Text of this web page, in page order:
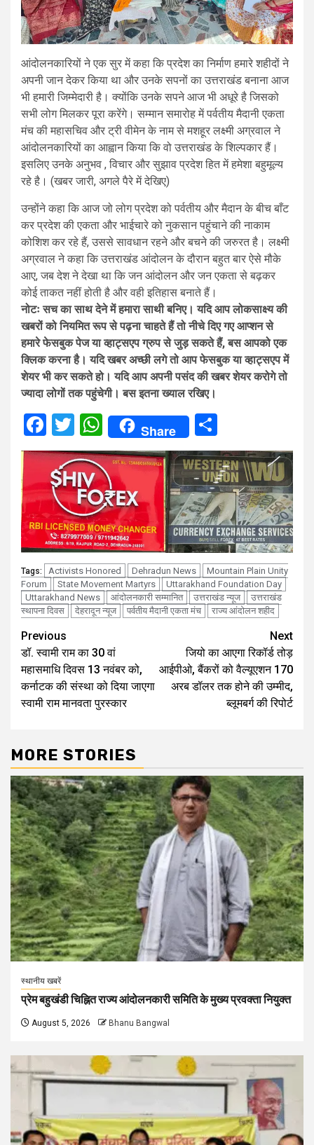
आंदोलनकारियों ने एक सुर में कहा कि प्रदेश का निर्माण हमारे शहीदों ने
अपनी जान देकर किया था और उनके सपनों का उत्तराखंड बनाना आज
भी हमारी जिम्मेदारी है। क्योंकि उनके सपने आज भी अधूरे है जिसको
सभी लोग मिलकर पूरा करेंगे। सम्मान समारोह में पर्वतीय मैदानी एकता
मंच की महासचिव और ट्री वीमेन के नाम से मशहूर लक्ष्मी अग्रवाल ने
आंदोलनकारियों का आह्वान किया कि वो उत्तराखंड के शिल्पकार हैं।
इसलिए उनके अनुभव , विचार और सुझाव प्रदेश हित में हमेशा बहुमूल्य
रहे है। (खबर जारी, अगले पैरे में देखिए)
उन्होंने कहा कि आज जो लोग प्रदेश को पर्वतीय और मैदान के बीच बाँट
कर प्रदेश की एकता और भाईचारे को नुकसान पहुंचाने की नाकाम
कोशिश कर रहे हैं, उससे सावधान रहने और बचने की जरुरत है। लक्ष्मी
अग्रवाल ने कहा कि उत्तराखंड आंदोलन के दौरान बहुत बार ऐसे मौके
आए, जब देश ने देखा था कि जन आंदोलन और जन एकता से बढ़कर
कोई ताकत नहीं होती है और वही इतिहास बनाते हैं।
नोटः सच का साथ देने में हमारा साथी बनिए। यदि आप लोकसाक्ष्य की
खबरों को नियमित रूप से पढ़ना चाहते हैं तो नीचे दिए गए आप्शन से
हमारे फेसबुक पेज या व्हाट्सएप ग्रुप से जुड़ सकते हैं, बस आपको एक
क्लिक करना है। यदि खबर अच्छी लगे तो आप फेसबुक या व्हाट्सएप में
शेयर भी कर सकते हो। यदि आप अपनी पसंद की खबर शेयर करोगे तो
ज्यादा लोगों तक पहुंचेगी। बस इतना ख्याल रखिए।
Facebook
Twitter
WhatsApp
Share
Tags: Activists Honored Dehradun News
Mountain Plain Unity
Forum
State Movement Martyrs
Uttarakhand Foundation Day
Uttarakhand News
आंदोलनकारी सम्मानित उत्तराखंड न्यूज
उत्तराखंड
स्थापना दिवस
देहरादून न्यूज पर्वतीय मैदानी एकता मंच राज्य आंदोलन शहीद
Continue
Reading
Previous
डॉ. स्वामी राम का 30 वां
महासमाधि दिवस 13 नवंबर को,
कर्नाटक की संस्था को दिया जाएगा
स्वामी राम मानवता पुरस्कार
Next
जियो का आएगा रिकॉर्ड तोड़
आईपीओ, बैंकरों को वैल्यूएशन 170
अरब डॉलर तक होने की उम्मीद,
ब्लूमबर्ग की रिपोर्ट
MORE STORIES
स्थानीय खबरें
प्रेम बहुखंडी चिह्नित राज्य आंदोलनकारी समिति के मुख्य प्रवक्ता नियुक्त
August 5, 2026 Bhanu Bangwal